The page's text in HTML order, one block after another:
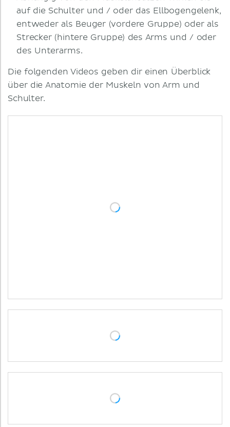
auf die Schulter und / oder das Ellbogengelenk,
entweder als Beuger (vordere Gruppe) oder als
Strecker (hintere Gruppe) des Arms und / oder
des Unterarms.
Die folgenden Videos geben dir einen Überblick
über die Anatomie der Muskeln von Arm und
Schulter.